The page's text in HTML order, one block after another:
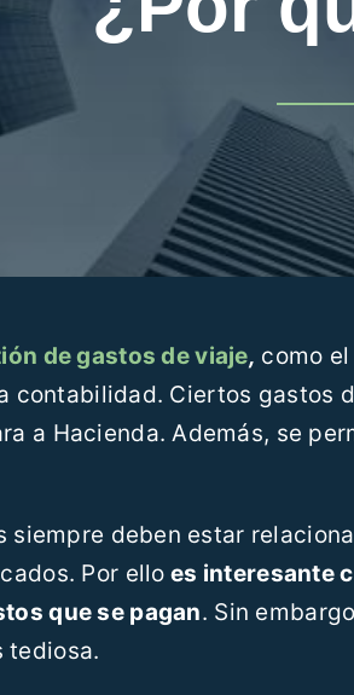
de gastos de viaje, como
contabilidad. Ciertos gastos
a Hacienda. Además, se
siempre deben estar
Por ello es interesante
que se pagan. Sin
tediosa.